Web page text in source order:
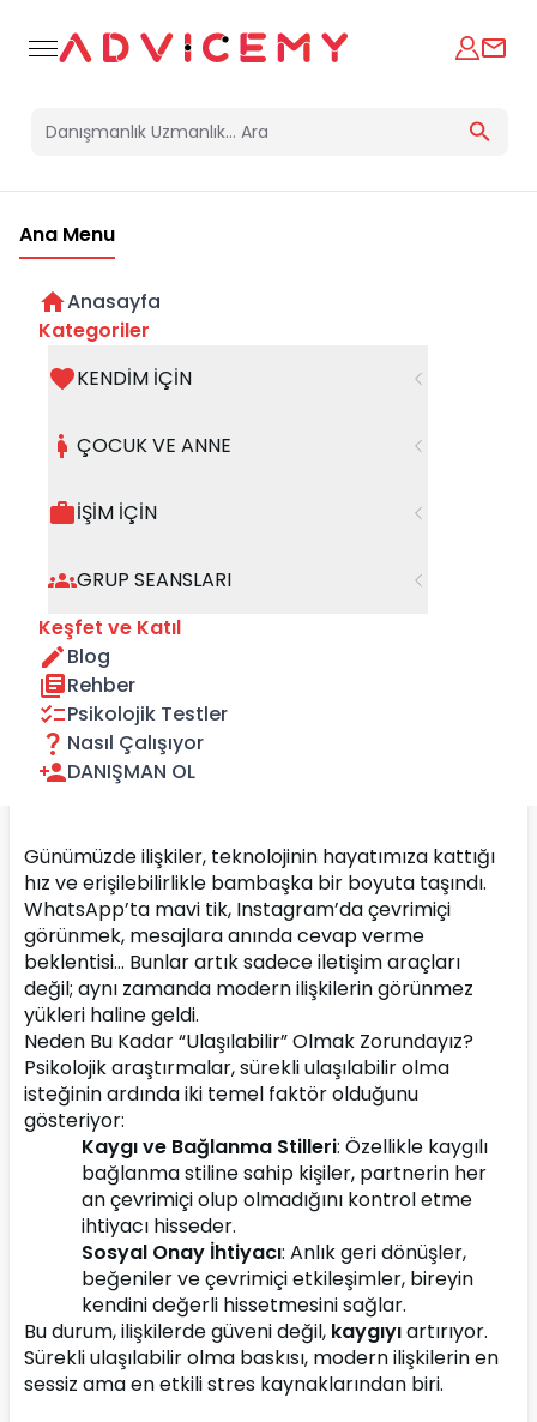
Ana Menu
Anasayfa
Kategoriler
KENDİM İÇİN
ÇOCUK VE ANNE
İŞİM İÇİN
GRUP SEANSLARI
Keşfet ve Katıl
Blog
Rehber
Psikolojik Testler
Nasıl Çalışıyor
DANIŞMAN OL
İlişkilerde Sürekli Ulaşılabilir Olma
Günümüzde ilişkiler, teknolojinin hayatımıza kattığı
hız ve erişilebilirlikle bambaşka bir boyuta taşındı.
WhatsApp’ta mavi tik, Instagram’da çevrimiçi
görünmek, mesajlara anında cevap verme
beklentisi… Bunlar artık sadece iletişim araçları
değil; aynı zamanda modern ilişkilerin görünmez
yükleri haline geldi.
Neden Bu Kadar “Ulaşılabilir” Olmak Zorundayız?
Psikolojik araştırmalar, sürekli ulaşılabilir olma
isteğinin ardında iki temel faktör olduğunu
gösteriyor:
Kaygı ve Bağlanma Stilleri: Özellikle kaygılı
bağlanma stiline sahip kişiler, partnerin her
an çevrimiçi olup olmadığını kontrol etme
ihtiyacı hisseder.
Sosyal Onay İhtiyacı: Anlık geri dönüşler,
beğeniler ve çevrimiçi etkileşimler, bireyin
kendini değerli hissetmesini sağlar.
Bu durum, ilişkilerde güveni değil, kaygıyı artırıyor.
Sürekli ulaşılabilir olma baskısı, modern ilişkilerin en
sessiz ama en etkili stres kaynaklarından biri.